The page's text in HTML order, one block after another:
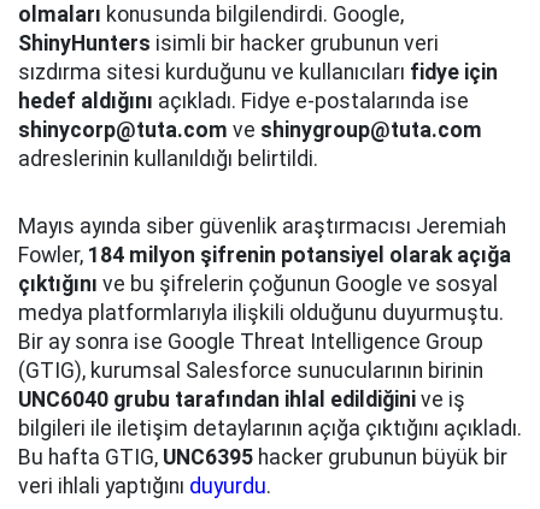
olmaları konusunda bilgilendirdi. Google,
ShinyHunters isimli bir hacker grubunun veri
sızdırma sitesi kurduğunu ve kullanıcıları fidye için
hedef aldığını açıkladı. Fidye e-postalarında ise
shinycorp@tuta.com ve shinygroup@tuta.com
adreslerinin kullanıldığı belirtildi.
Mayıs ayında siber güvenlik araştırmacısı Jeremiah
Fowler, 184 milyon şifrenin potansiyel olarak açığa
çıktığını ve bu şifrelerin çoğunun Google ve sosyal
medya platformlarıyla ilişkili olduğunu duyurmuştu.
Bir ay sonra ise Google Threat Intelligence Group
(GTIG), kurumsal Salesforce sunucularının birinin
UNC6040 grubu tarafından ihlal edildiğini ve iş
bilgileri ile iletişim detaylarının açığa çıktığını açıkladı.
Bu hafta GTIG, UNC6395 hacker grubunun büyük bir
veri ihlali yaptığını duyurdu.